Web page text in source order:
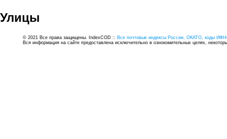
Улицы
© 2021 Все права защищены. IndexCOD :: Все почтовые индексы России, ОКАТО, коды
Вся информация на сайте предоставлена исключительно в ознокомительных целях,